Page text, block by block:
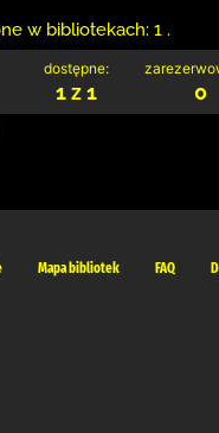
w bibliotekach: 1 .
dostępne:
1 z 1 0
Mapa bibliotek FAQ